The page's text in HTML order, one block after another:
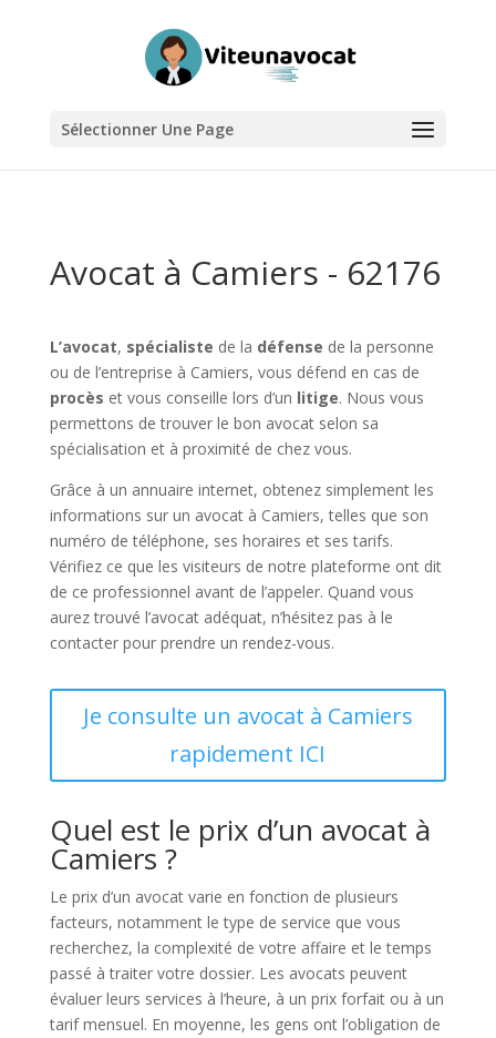
Sélectionner Une Page
Avocat à Camiers - 62176
L’avocat, spécialiste de la défense de la personne
ou de l’entreprise à Camiers, vous défend en cas de
procès et vous conseille lors d’un litige. Nous vous
permettons de trouver le bon avocat selon sa
spécialisation et à proximité de chez vous.
Grâce à un annuaire internet, obtenez simplement les
informations sur un avocat à Camiers, telles que son
numéro de téléphone, ses horaires et ses tarifs.
Vérifiez ce que les visiteurs de notre plateforme ont dit
de ce professionnel avant de l’appeler. Quand vous
aurez trouvé l’avocat adéquat, n’hésitez pas à le
contacter pour prendre un rendez-vous.
Je consulte un avocat à Camiers
rapidement ICI
Quel est le prix d’un avocat à
Camiers ?
Le prix d’un avocat varie en fonction de plusieurs
facteurs, notamment le type de service que vous
recherchez, la complexité de votre affaire et le temps
passé à traiter votre dossier. Les avocats peuvent
évaluer leurs services à l’heure, à un prix forfait ou à un
tarif mensuel. En moyenne, les gens ont l’obligation de